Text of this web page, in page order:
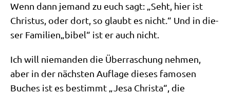
Wenn dann jemand zu euch sagt: „Seht, hier ist
Chri­stus, oder dort, so glaubt es nicht.“ Und in die­
ser Familien„bibel“ ist er auch nicht.
Ich will nie­man­den die Über­ra­schung neh­men,
aber in der näch­sten Auf­la­ge die­ses famo­sen
Buches ist es bestimmt „Jesa Chri­sta“, die